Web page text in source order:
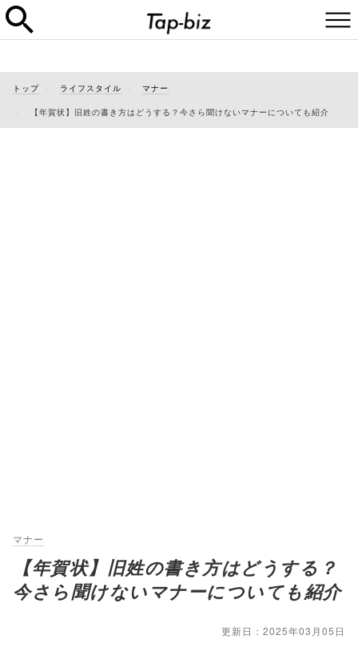
トップ ライフスタイル マナー
【年賀状】旧姓の書き方はどうする？今さら聞けないマナーについても紹介
マナー
【年賀状】旧姓の書き方はどうする？
今さら聞けないマナーについても紹介
更新日：2025年03月05日